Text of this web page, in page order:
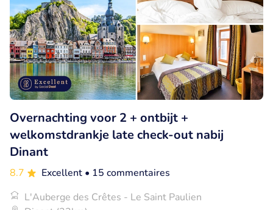
Overnachting voor 2 + ontbijt +
welkomstdrankje late check-out nabij
Dinant
8.7 Excellent • 15 commentaires
L'Auberge des Crêtes - Le Saint Paulien